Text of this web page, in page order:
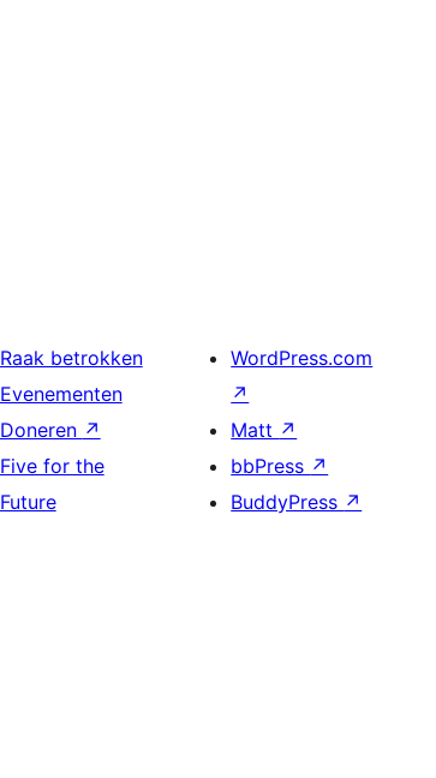
Raak betrokken
Evenementen
Doneren ↗
Five for the
Future
WordPress.com
↗
Matt ↗
bbPress ↗
BuddyPress ↗